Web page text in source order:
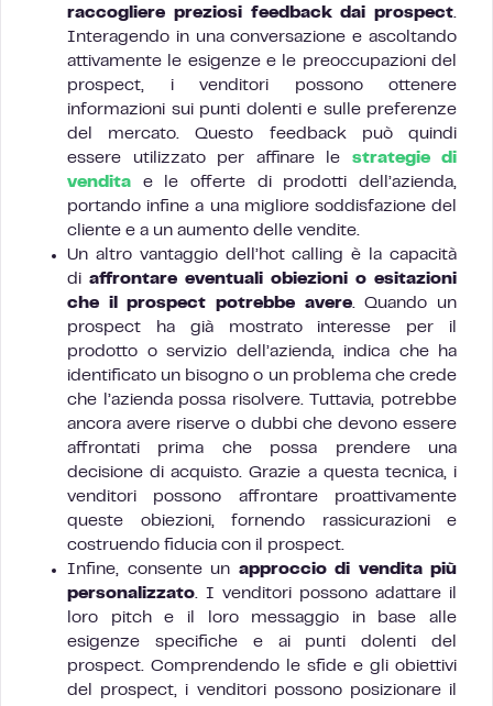
raccogliere preziosi feedback dai prospect.
Interagendo in una conversazione e ascoltando
attivamente le esigenze e le preoccupazioni del
prospect, i venditori possono ottenere
informazioni sui punti dolenti e sulle preferenze
del mercato. Questo feedback può quindi
essere utilizzato per affinare le strategie di
vendita e le offerte di prodotti dell’azienda,
portando infine a una migliore soddisfazione del
cliente e a un aumento delle vendite.
Un altro vantaggio dell’hot calling è la capacità
di affrontare eventuali obiezioni o esitazioni
che il prospect potrebbe avere. Quando un
prospect ha già mostrato interesse per il
prodotto o servizio dell’azienda, indica che ha
identificato un bisogno o un problema che crede
che l’azienda possa risolvere. Tuttavia, potrebbe
ancora avere riserve o dubbi che devono essere
affrontati prima che possa prendere una
decisione di acquisto. Grazie a questa tecnica, i
venditori possono affrontare proattivamente
queste obiezioni, fornendo rassicurazioni e
costruendo fiducia con il prospect.
Infine, consente un approccio di vendita più
personalizzato. I venditori possono adattare il
loro pitch e il loro messaggio in base alle
esigenze specifiche e ai punti dolenti del
prospect. Comprendendo le sfide e gli obiettivi
del prospect, i venditori possono posizionare il